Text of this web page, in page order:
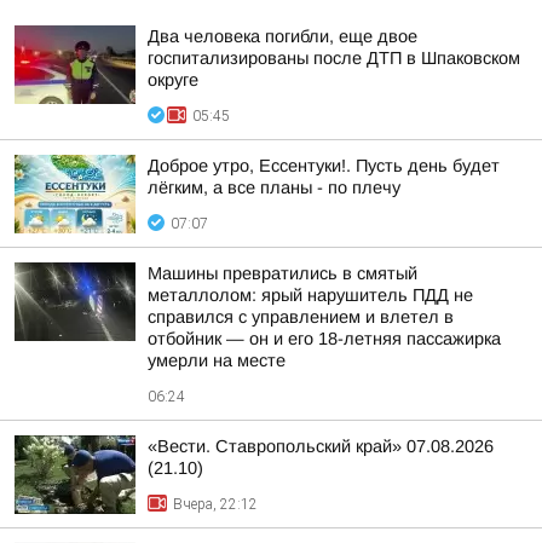
Два человека погибли, еще двое
госпитализированы после ДТП в Шпаковском
округе
05:45
Доброе утро, Ессентуки!. Пусть день будет
лёгким, а все планы - по плечу
07:07
Машины превратились в смятый
металлолом: ярый нарушитель ПДД не
справился с управлением и влетел в
отбойник — он и его 18-летняя пассажирка
умерли на месте
06:24
«Вести. Ставропольский край» 07.08.2026
(21.10)
Вчера, 22:12